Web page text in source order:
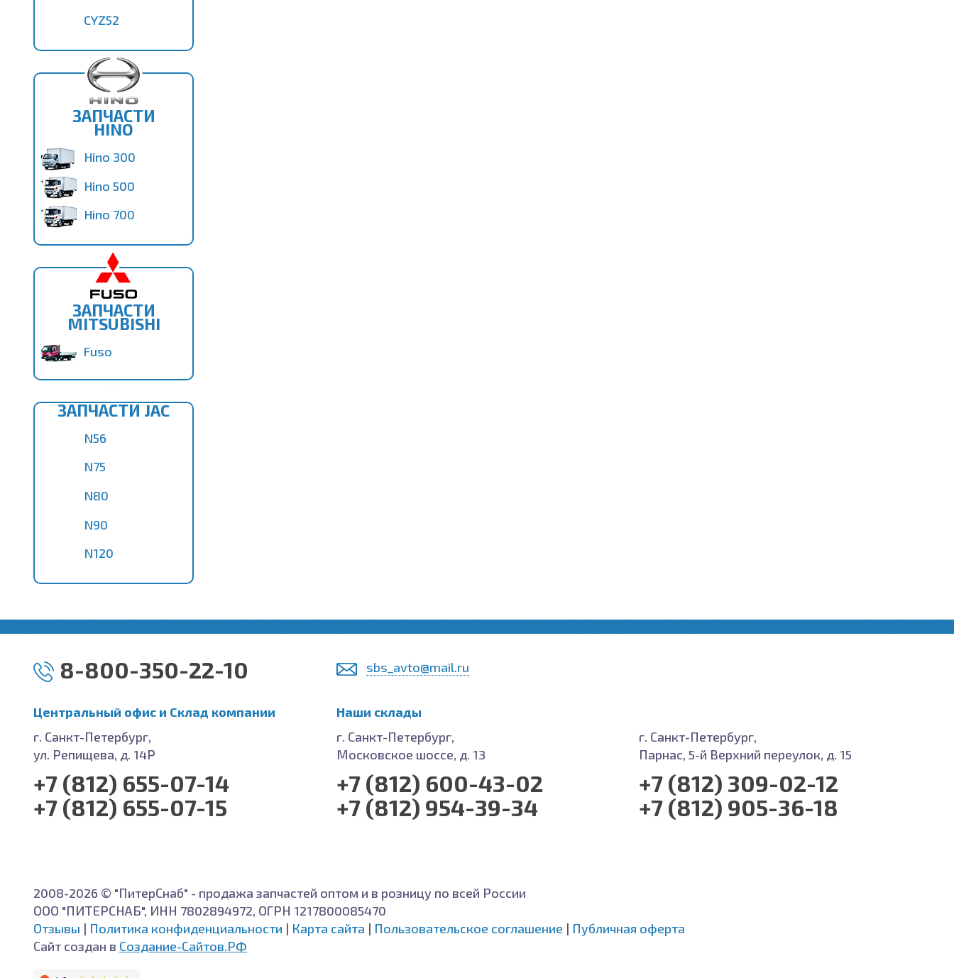
CYZ52
ЗАПЧАСТИ
HINO
Hino 300
Hino 500
Hino 700
ЗАПЧАСТИ
MITSUBISHI
Fuso
ЗАПЧАСТИ JAC
N56
N75
N80
N90
N120
8-800-350-22-10 sbs_avto@mail.ru
Центральный офис и Cклад компании
г. Санкт-Петербург,
ул. Репищева, д. 14Р
+7 (812) 655-07-14
+7 (812) 655-07-15
Наши склады
г. Санкт-Петербург,
Московское шоссе, д. 13
+7 (812) 600-43-02
+7 (812) 954-39-34
г. Санкт-Петербург,
Парнас, 5-й Верхний переулок, д. 15
+7 (812) 309-02-12
+7 (812) 905-36-18
2008-2026 © "ПитерСнаб" - продажа запчастей оптом и в розницу по всей России
ООО "ПИТЕРСНАБ", ИНН 7802894972, ОГРН 1217800085470
Отзывы | Политика конфиденциальности | Карта сайта | Пользовательское соглашение | Публичная оферта
Сайт создан в Создание-Сайтов.РФ